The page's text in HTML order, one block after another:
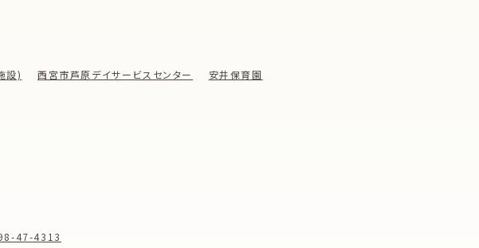
設) 西宮市芦原デイサービスセンター
安井保育園
47-4313